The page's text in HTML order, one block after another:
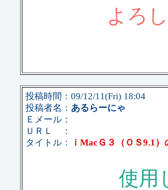
よろ
投稿時間：09/12/11(Fri) 18:04
投稿者名： あるらーにゃ
Ｅメール：
ＵＲＬ ：
タイトル：
ｉMacＧ３（ＯＳ9.1）
使用